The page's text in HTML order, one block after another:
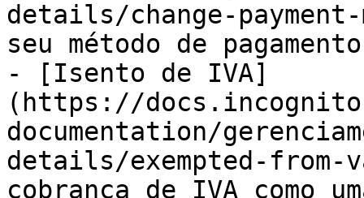
details/change-
seu método de
- [Isento de IVA]
(https://
documentation/
details/exempted-from-
cobrança de IVA como